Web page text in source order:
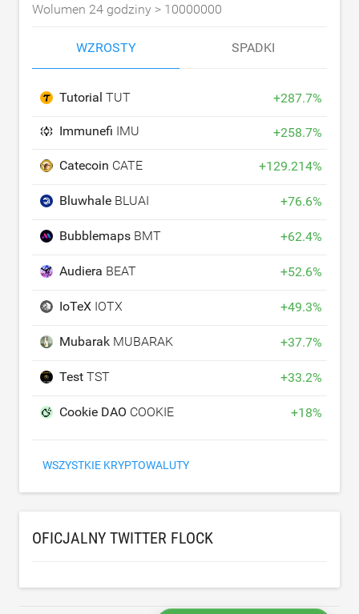
Wolumen 24 godziny > 10000000
WZROSTY SPADKI
Tutorial TUT +287.7%
Immunefi IMU +258.7%
Catecoin CATE +129.214%
Bluwhale BLUAI +76.6%
Bubblemaps BMT +62.4%
Audiera BEAT +52.6%
IoTeX IOTX +49.3%
Mubarak MUBARAK +37.7%
Test TST +33.2%
Cookie DAO COOKIE +18%
WSZYSTKIE KRYPTOWALUTY
OFICJALNY TWITTER FLOCK